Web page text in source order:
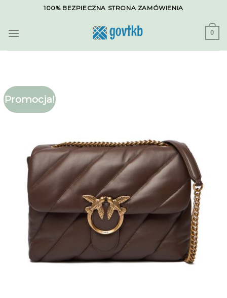
content
100% BEZPIECZNA STRONA ZAMÓWIENIA
0
Promocja!